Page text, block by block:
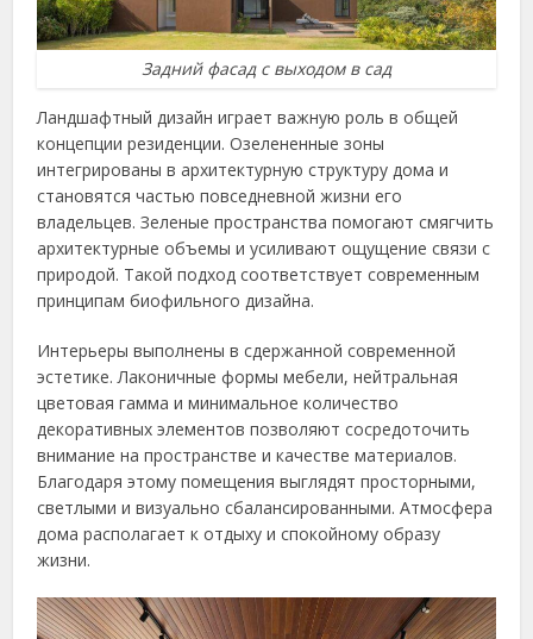
Задний фасад с выходом в сад
Ландшафтный дизайн играет важную роль в общей
концепции резиденции. Озелененные зоны
интегрированы в архитектурную структуру дома и
становятся частью повседневной жизни его
владельцев. Зеленые пространства помогают смягчить
архитектурные объемы и усиливают ощущение связи с
природой. Такой подход соответствует современным
принципам биофильного дизайна.
Интерьеры выполнены в сдержанной современной
эстетике. Лаконичные формы мебели, нейтральная
цветовая гамма и минимальное количество
декоративных элементов позволяют сосредоточить
внимание на пространстве и качестве материалов.
Благодаря этому помещения выглядят просторными,
светлыми и визуально сбалансированными. Атмосфера
дома располагает к отдыху и спокойному образу
жизни.